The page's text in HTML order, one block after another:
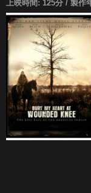
上映時間: 125分 / 製作